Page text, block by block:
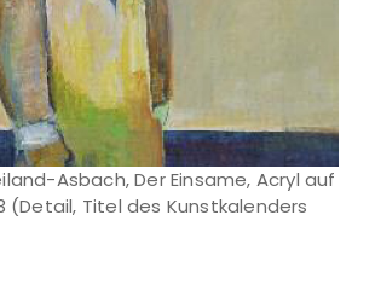
Asbach, Der Einsame, Acryl auf
(Detail, Titel des Kunstkalenders